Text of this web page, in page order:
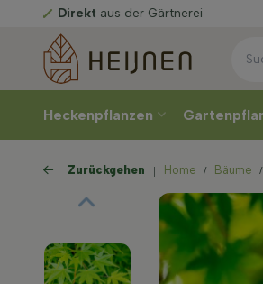
Direktaus der
Heckenpflanzen
Zurückgehen Home Bäume